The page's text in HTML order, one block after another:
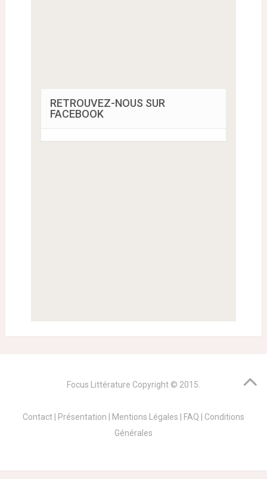
RETROUVEZ-NOUS SUR
FACEBOOK
Focus Littérature Copyright © 2015.
Contact Présentation Mentions Légales FAQ
Conditions
Générales